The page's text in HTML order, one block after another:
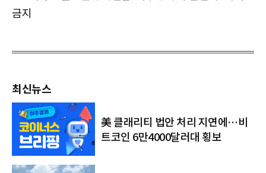
금지
최신뉴스
美 클래리티 법안 처리 지연에…비
트코인 6만4000달러대 횡보